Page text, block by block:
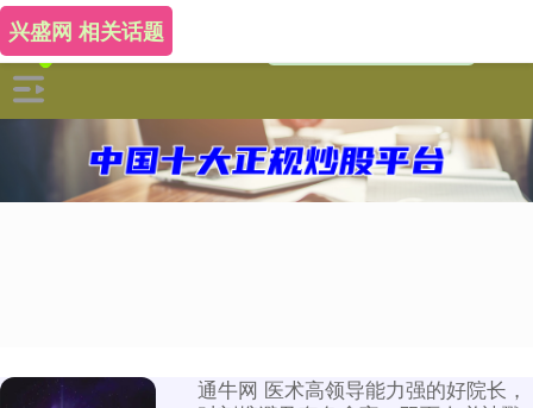
兴盛网 相关话题
通牛网 医术高领导能力强的好院长，